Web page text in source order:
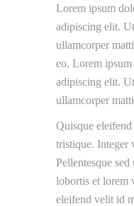
Lorem ipsum
adipiscing elit.
ullamcorper
eo. Lorem
adipiscing elit.
ullamcorper
Quisque
tristique. Integer
Pellentesque
lobortis et lorem
eleifend velit id